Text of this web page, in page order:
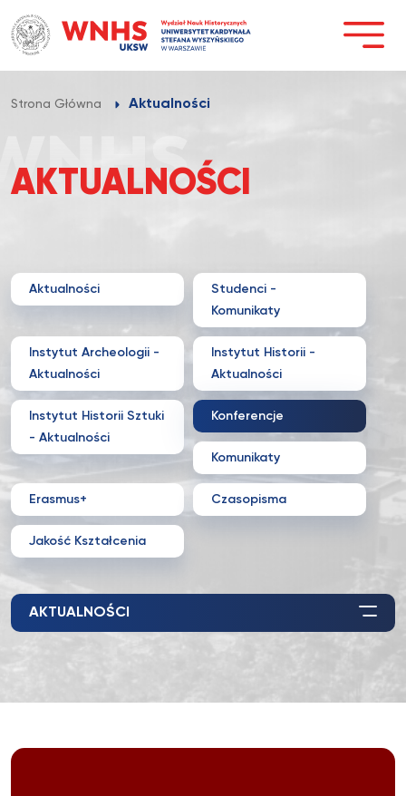
do
treści
Strona Główna Aktualności
AKTUALNOŚCI
Aktualności
Studenci -
Komunikaty
Instytut Archeologii -
Aktualności
Instytut Historii -
Aktualności
Instytut Historii Sztuki
- Aktualności
Konferencje
Komunikaty
Erasmus+ Czasopisma
Jakość Kształcenia
AKTUALNOŚCI